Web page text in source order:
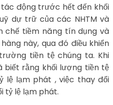
động trước hết đến khối
dự trữ của các NHTM và
chế tiềm năng tín dụng và
này, qua đó điều khiển
tiền tệ chúng ta. Khi
rằng khối lượng tiền tệ
lạm phát , việc thay đổi
tỷ lệ lạm phát.